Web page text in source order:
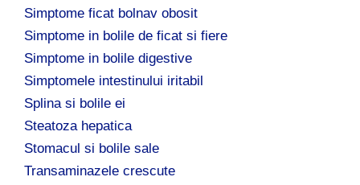
Simptome ficat bolnav obosit
Simptome in bolile de ficat si fiere
Simptome in bolile digestive
Simptomele intestinului iritabil
Splina si bolile ei
Steatoza hepatica
Stomacul si bolile sale
Transaminazele crescute